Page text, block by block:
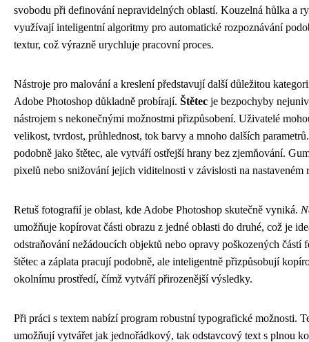
svobodu při definování nepravidelných oblastí. Kouzelná hůlka a
využívají inteligentní algoritmy pro automatické rozpoznávání
textur, což výrazně urychluje pracovní proces.
Nástroje pro malování a kreslení představují další důležitou
Adobe Photoshop důkladně probírají. Štětec je bezpochyby
nástrojem s nekonečnými možnostmi přizpůsobení. Uživatelé
velikost, tvrdost, průhlednost, tok barvy a mnoho dalších
podobně jako štětec, ale vytváří ostřejší hrany bez zjemňování.
pixelů nebo snižování jejich viditelnosti v závislosti na nastaveném
Retuš fotografií je oblast, kde Adobe Photoshop skutečně vyniká.
umožňuje kopírovat části obrazu z jedné oblasti do druhé, což je
odstraňování nežádoucích objektů nebo opravy poškozených částí
štětec a záplata pracují podobně, ale inteligentně přizpůsobují
okolnímu prostředí, čímž vytváří přirozenější výsledky.
Při práci s textem nabízí program robustní typografické možnosti.
umožňují vytvářet jak jednořádkový, tak odstavcový text s plnou